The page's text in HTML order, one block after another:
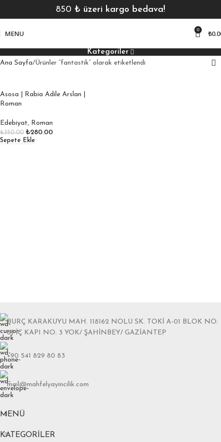
850 ₺ üzeri kargo bedava!
MENU 0 ₺
Kategoriler
Ana Sayfa Ürünler “fantastik” olarak etiketlendi
Asosa | Rabia Adile Arslan |
Roman
Edebiyat, Roman
₺350.00 ₺280.00
Sepete Ekle
BURÇ KARAKUYU MAH. 118162 NOLU SK. TOKİ A-01 BLOK NO:
6J İÇ KAPI NO: 3 YOK/ ŞAHİNBEY/ GAZİANTEP
+90 541 829 80 83
mail@mahfelyayincilik.com
MENÜ
KATEGORILER